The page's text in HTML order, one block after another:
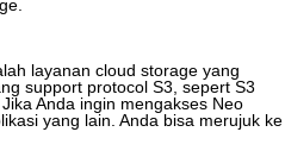
layanan cloud storage yang
support protocol S3 sepert S3
Jika Anda ingin mengakses Neo
yang lain Anda bisa merujuk ke